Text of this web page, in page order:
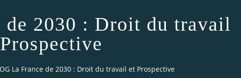
de 2030 : Droit du travail
La France de 2030 : Droit du travail et Prospective